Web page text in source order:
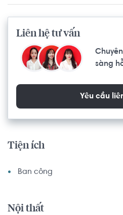
Liên hệ tư vấn
sàng
Yêu cầu
Tiện ích
Ban công
Nội thất